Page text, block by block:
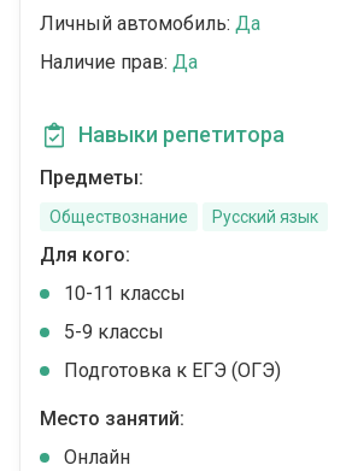
Личный автомобиль: Да
Наличие прав: Да
Навыки репетитора
Предметы:
Обществознание Русский язык
Для кого:
10-11 классы
5-9 классы
Подготовка к ЕГЭ (ОГЭ)
Место занятий:
Онлайн